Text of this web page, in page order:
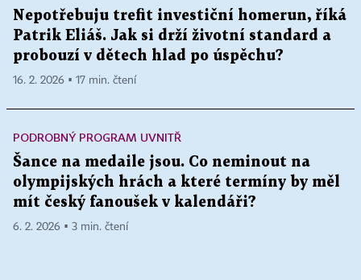
Nepotřebuju trefit investiční homerun, říká
Patrik Eliáš. Jak si drží životní standard a
probouzí v dětech hlad po úspěchu?
16. 2. 2026 ▪ 17 min. čtení
PODROBNÝ PROGRAM UVNITŘ
Šance na medaile jsou. Co neminout na
olympijských hrách a které termíny by měl
mít český fanoušek v kalendáři?
6. 2. 2026 ▪ 3 min. čtení